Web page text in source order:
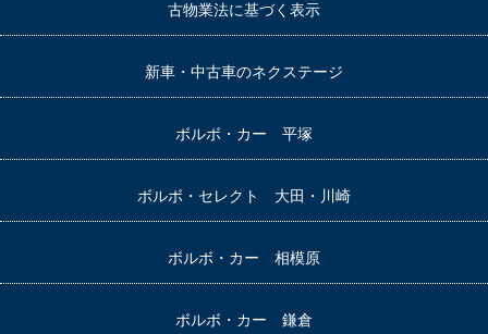
古物業法に基づく表示
新車・中古車のネクステージ
ボルボ・カー 平塚
ボルボ・セレクト 大田・川崎
ボルボ・カー 相模原
ボルボ・カー 鎌倉